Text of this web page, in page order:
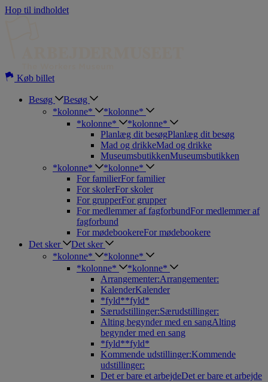
Hop til indholdet
Køb billet
Besøg
Besøg
*kolonne*
*kolonne*
*kolonne*
*kolonne*
Planlæg dit besøgPlanlæg dit besøg
Mad og drikkeMad og drikke
MuseumsbutikkenMuseumsbutikken
*kolonne*
*kolonne*
For familierFor familier
For skolerFor skoler
For grupperFor grupper
For medlemmer af fagforbundFor medlemmer af
fagforbund
For mødebookereFor mødebookere
Det sker
Det sker
*kolonne*
*kolonne*
*kolonne*
*kolonne*
Arrangementer:Arrangementer:
KalenderKalender
*fyld**fyld*
Særudstillinger:Særudstillinger:
Alting begynder med en sangAlting
begynder med en sang
*fyld**fyld*
Kommende udstillinger:Kommende
udstillinger:
Det er bare et arbejdeDet er bare et arbejde